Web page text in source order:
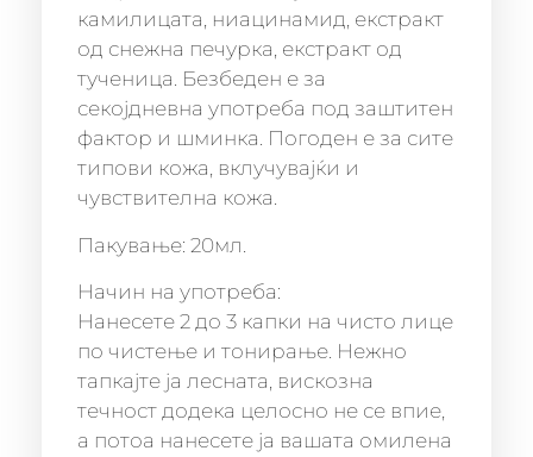
камилицата, ниацинамид, екстракт
од снежна печурка, екстракт од
тученица. Безбеден е за
секојдневна употреба под заштитен
фактор и шминка. Погоден е за сите
типови кожа, вклучувајќи и
чувствителна кожа.
Пакување: 20мл.
Начин на употреба:
Нанесете 2 до 3 капки на чисто лице
по чистење и тонирање. Нежно
тапкајте ја лесната, вискозна
течност додека целосно не се впие,
а потоа нанесете ја вашата омилена